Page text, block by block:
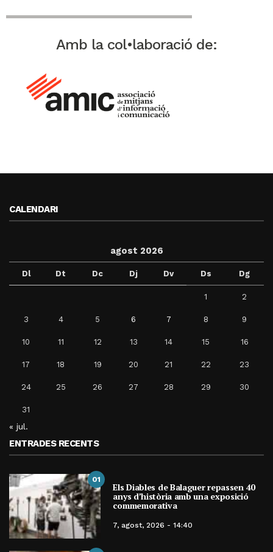
Amb la col•laboració de:
CALENDARI
agost 2026
Dl Dt Dc Dj Dv Ds Dg
1 2
3 4 5 6 7 8 9
10 11 12 13 14 15 16
17 18 19 20 21 22 23
24 25 26 27 28 29 30
31
« jul.
ENTRADES RECENTS
01
Els Diables de Balaguer repassen 40
anys d’història amb una exposició
commemorativa
7, agost, 2026 - 14:40